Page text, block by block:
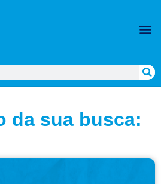
da sua busca: